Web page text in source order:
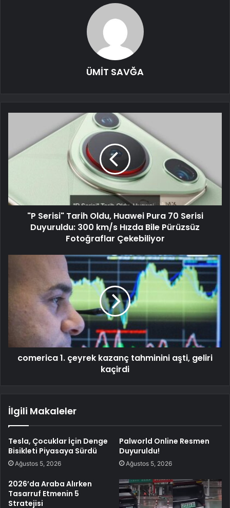
ÜMİT SAVĞA
"P Serisi" Tarih Oldu, Huawei Pura 70 Serisi
Duyuruldu: 300 km/s Hızda Bile Pürüzsüz
Fotoğraflar Çekebiliyor
comerica 1. çeyrek kazanç tahminini aşti, geliri
kaçirdi
İlgili Makaleler
Tesla, Çocuklar İçin Denge
Bisikleti Piyasaya Sürdü
Ağustos 5, 2026
Palworld Online Resmen
Duyuruldu!
Ağustos 5, 2026
2026’da Araba Alırken
Tasarruf Etmenin 5
Stratejisi